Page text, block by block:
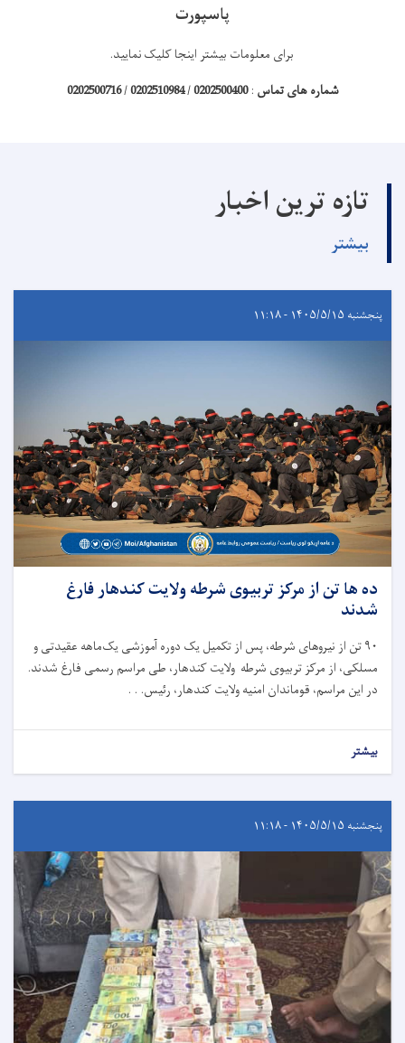
پاسپورت
برای معلومات بیشتر اینجا کلیک نمایید.
شماره های تماس :
0202500400
/
0202510984
/
0202500716
تازه ترین اخبار
بیشتر
پنجشنبه ۱۴۰۵/۵/۱۵ - ۱۱:۱۸
ده ها تن از مرکز تربیوی شرطه ولایت کندهار فارغ
شدند
۹۰ تن از نیروهای شرطه، پس از تکمیل یک دوره آموزشی یک‌ماهه عقیدتی و
مسلکی، از مرکز تربیوی شرطه ولایت کندهار، طی مراسم رسمی فارغ شدند.
در این مراسم، قوماندان امنیه ولایت کندهار، رئیس. . .
بیشتر
پنجشنبه ۱۴۰۵/۵/۱۵ - ۱۱:۱۸